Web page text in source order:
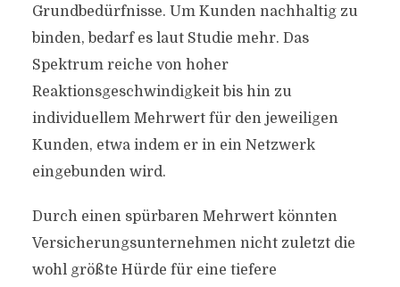
Grundbedürfnisse. Um Kunden nachhaltig zu
binden, bedarf es laut Studie mehr. Das
Spektrum reiche von hoher
Reaktionsgeschwindigkeit bis hin zu
individuellem Mehrwert für den jeweiligen
Kunden, etwa indem er in ein Netzwerk
eingebunden wird.
Durch einen spürbaren Mehrwert könnten
Versicherungsunternehmen nicht zuletzt die
wohl größte Hürde für eine tiefere